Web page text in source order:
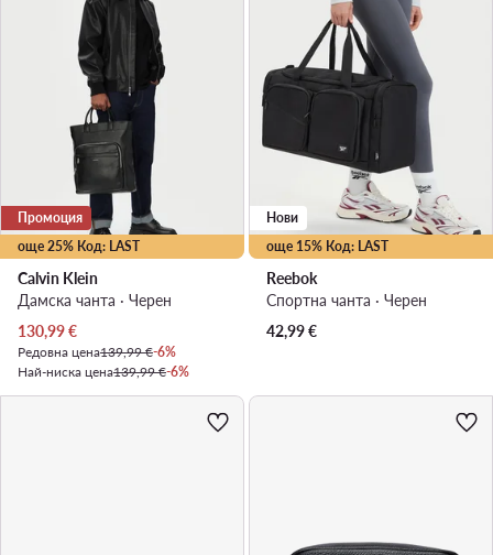
още 25% Код: LAST
Промоция
Calvin Klein
Дамска чанта · Черен
Актуална цена
130,99€
Редовна цена139,99 €-6%
Най-ниска цена139,99 €-6%
още 15% Код: LAST
Нови
Reebok
Спортна чанта · Черен
42,99€